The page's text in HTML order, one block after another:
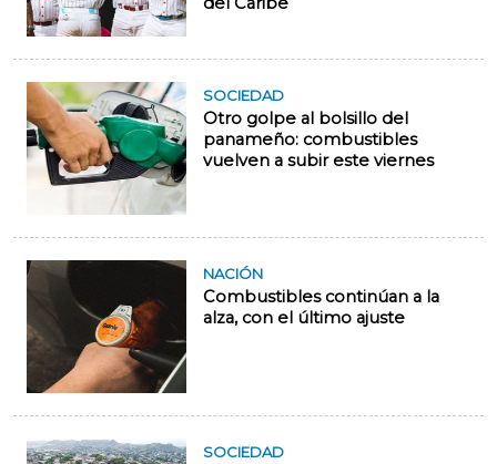
SOCIEDAD
Otro golpe al bolsillo del
panameño: combustibles
vuelven a subir este viernes
NACIÓN
Combustibles continúan a la
alza, con el último ajuste
SOCIEDAD